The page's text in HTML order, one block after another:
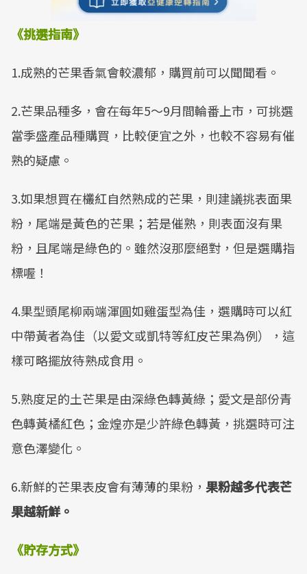
《挑選指南》
1.成熟的芒果香氣會較濃郁，購買前可以聞聞看。
2.芒果品種多，會在每年5～9月間輪番上市，可挑選
當季盛產品種購買，比較便宜之外，也較不容易有催
熟的疑慮。
3.如果想買在欉紅自然熟成的芒果，則建議挑表面果
粉，尾端是黃色的芒果；若是催熟，則表面沒有果
粉，且尾端是綠色的。雖然沒那麼絕對，但是選購指
標喔！
4.果型頭尾柳兩端渾圓如雞蛋型為佳，選購時可以紅
中帶黃者為佳（以愛文或凱特等紅皮芒果為例），這
樣可略擺放待熟成食用。
5.熟度足的土芒果是由深綠色轉黃綠；愛文是部份青
色轉黃橘紅色；金煌亦是少許綠色轉黃，挑選時可注
意色澤變化。
6.新鮮的芒果表皮會有薄薄的果粉， 果粉越多代表芒
果越新鮮。
《貯存方式》